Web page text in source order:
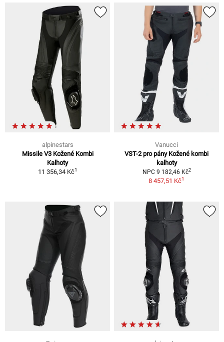
alpinestars
Missile V3 Kožené Kombi
Kalhoty
11 356,34 Kč1
Vanucci
VST-2 pro pány Kožené kombi
kalhoty
NPC 9 182,46 Kč2
8 457,51 Kč1